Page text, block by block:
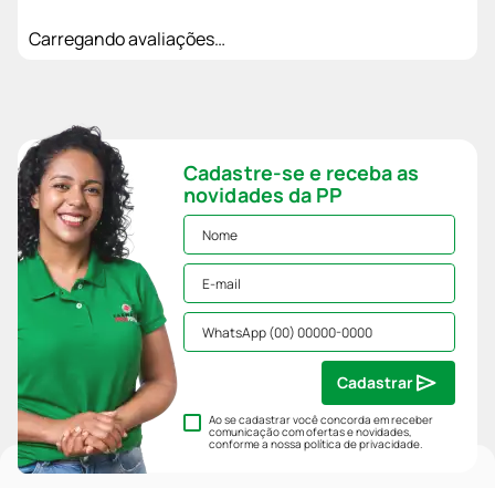
Carregando avaliações…
Cadastre-se e receba as
novidades da PP
Ao se cadastrar você concorda em receber
comunicação com ofertas e novidades,
conforme a nossapolítica de privacidade.
Cadastrar